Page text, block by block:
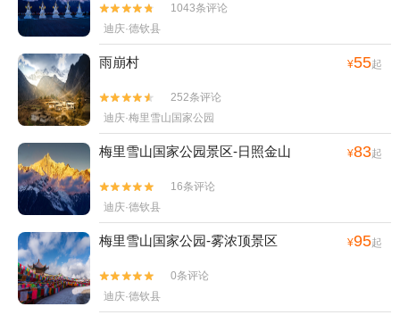


1043条评论
迪庆·德钦县
雨崩村 ¥55起


252条评论
迪庆·梅里雪山国家公园
梅里雪山国家公园景区-日照金山 ¥83起


16条评论
迪庆·德钦县
梅里雪山国家公园-雾浓顶景区 ¥95起


0条评论
迪庆·德钦县